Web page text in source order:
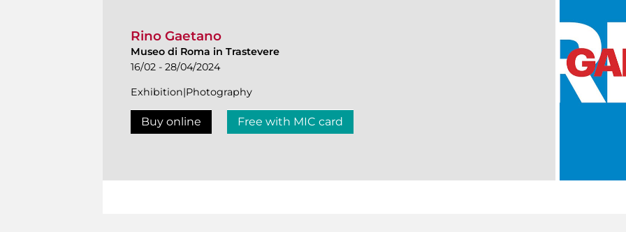
Rino Gaetano
Museo di Roma in Trastevere
16/02 - 28/04/2024
Exhibition|Photography
Buy online Free with MIC card